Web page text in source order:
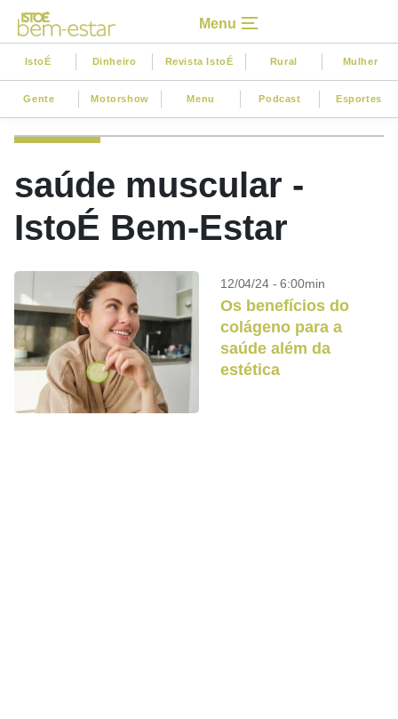
Menu
IstoÉ Dinheiro Revista IstoÉ Rural Mulher
Gente Motorshow Menu Podcast Esportes
saúde muscular -
IstoÉ Bem-Estar
12/04/24 - 6:00min
Os benefícios do
colágeno para a
saúde além da
estética